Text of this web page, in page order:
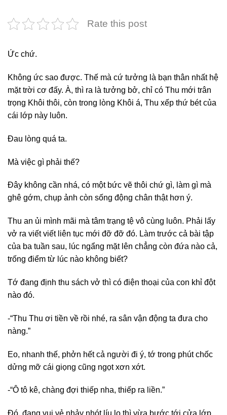
Rate this post
Ức chứ.
Không ức sao được. Thế mà cứ tưởng là bạn thân nhất hệ
mặt trời cơ đấy. À, thì ra là tưởng bở, chỉ có Thu mới trân
trọng Khôi thôi, còn trong lòng Khôi á, Thu xếp thứ bét của
cái lớp này luôn.
Đau lòng quá ta.
Mà việc gì phải thế?
Đây không cần nhá, có một bức vẽ thôi chứ gì, làm gì mà
ghê gớm, chụp ảnh còn sống động chân thật hơn ý.
Thu an ủi mình mãi mà tâm trạng tệ vô cùng luôn. Phải lấy
vở ra viết viết liên tục mới đỡ đỡ đó. Làm trước cả bài tập
của ba tuần sau, lúc ngẩng mặt lên chẳng còn đứa nào cả,
trống điểm từ lúc nào không biết?
Tớ đang định thu sách vở thì có điện thoại của con khỉ đột
nào đó.
-“Thu Thu ơi tiền về rồi nhé, ra sân vận động ta đưa cho
nàng.”
Eo, nhanh thế, phởn hết cả người đi ý, tớ trong phút chốc
dửng mỡ cái giọng cũng ngọt xơn xớt.
-“Ô tô kê, chàng đợi thiếp nha, thiếp ra liền.”